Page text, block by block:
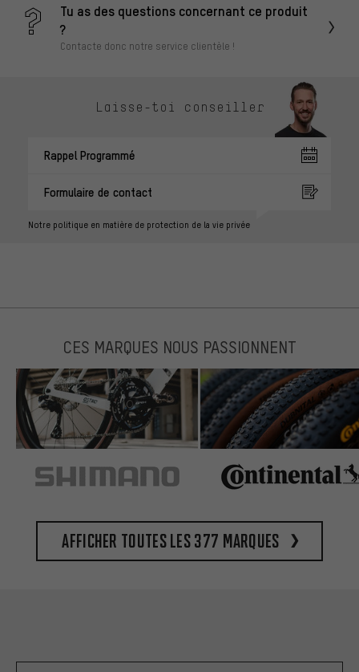
Tu as des questions concernant ce produit
?
Contacte donc notre service clientèle !
Laisse-toi conseiller
Rappel Programmé
Formulaire de contact
Notre politique en matière de protection de la vie privée
CES MARQUES NOUS PASSIONNENT
Afficher toutes les 377 marques